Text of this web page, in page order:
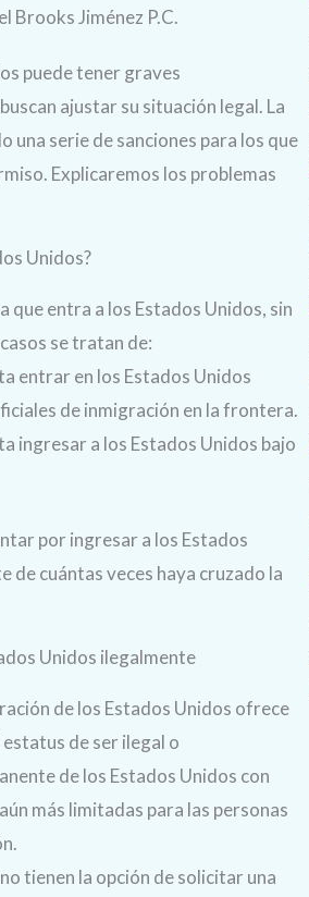
puede tener graves
ajustar su situación legal. La
una serie de sanciones para los que
Explicaremos los problemas
Unidos?
que entra a los Estados Unidos, sin
se tratan de:
entrar en los Estados Unidos
de inmigración en la frontera.
ingresar a los Estados Unidos bajo
por ingresar a los Estados
de cuántas veces haya cruzado la
Unidos ilegalmente
de los Estados Unidos ofrece
de ser ilegal o
de los Estados Unidos con
más limitadas para las personas
tienen la opción de solicitar una